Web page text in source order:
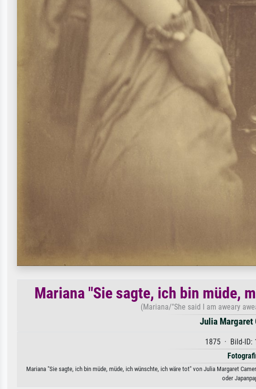
Mariana "Sie sagte, ich bin müde,
(Mariana/"She said I am aweary
Julia Margaret
1875 · Bild-ID:
Mariana "Sie sagte, ich bin müde, müde, ich wünschte, ich wäre tot" von Julia Margaret
oder